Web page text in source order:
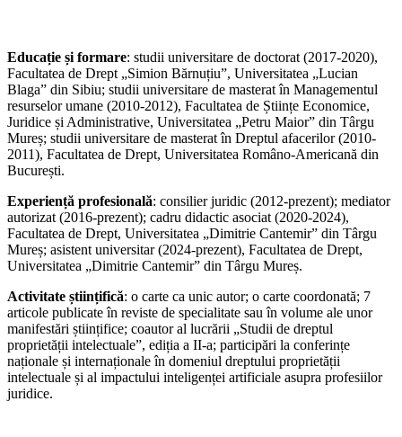
Educație și formare: studii universitare de doctorat (2017-2020),
Facultatea de Drept „Simion Bărnuțiu”, Universitatea „Lucian
Blaga” din Sibiu; studii universitare de masterat în Managementul
resurselor umane (2010-2012), Facultatea de Științe Economice,
Juridice și Administrative, Universitatea „Petru Maior” din Târgu
Mureș; studii universitare de masterat în Dreptul afacerilor (2010-
2011), Facultatea de Drept, Universitatea Româno-Americană din
București.
Experiență profesională: consilier juridic (2012-prezent); mediator
autorizat (2016-prezent); cadru didactic asociat (2020-2024),
Facultatea de Drept, Universitatea „Dimitrie Cantemir” din Târgu
Mureș; asistent universitar (2024-prezent), Facultatea de Drept,
Universitatea „Dimitrie Cantemir” din Târgu Mureș.
Activitate științifică: o carte ca unic autor; o carte coordonată; 7
articole publicate în reviste de specialitate sau în volume ale unor
manifestări științifice; coautor al lucrării „Studii de dreptul
proprietății intelectuale”, ediția a II-a; participări la conferințe
naționale și internaționale în domeniul dreptului proprietății
intelectuale și al impactului inteligenței artificiale asupra profesiilor
juridice.